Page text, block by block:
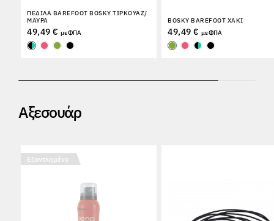
ΠΈΔΙΛΑ BAREFOOT BOSKY ΤΙΡΚΟΥΆΖ/
ΜΑΎΡΑ
49,49 € με ΦΠΑ
BOSKY BAREFOOT ΧΑΚΊ
49,49 € με ΦΠΑ
Αξεσουάρ
Εξαντλημένο